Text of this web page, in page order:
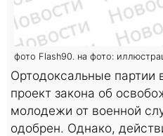
фото Flash90. на фото:
Ортодоксальные
проект закона об
молодежи от военной
одобрен. Однако,